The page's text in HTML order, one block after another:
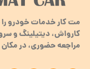
مت کار خدمات خودرو را
کارواش، دیتیلینگ و
مراجعه حضوری، در